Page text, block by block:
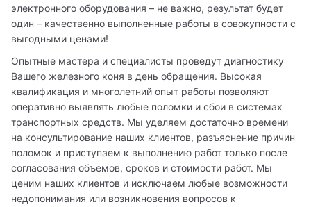
электронного оборудования – не важно, результат будет
один – качественно выполненные работы в совокупности с
выгодными ценами!
Опытные мастера и специалисты проведут диагностику
Вашего железного коня в день обращения. Высокая
квалификация и многолетний опыт работы позволяют
оперативно выявлять любые поломки и сбои в системах
транспортных средств. Мы уделяем достаточно времени
на консультирование наших клиентов, разъяснение причин
поломок и приступаем к выполнению работ только после
согласования объемов, сроков и стоимости работ. Мы
ценим наших клиентов и исключаем любые возможности
недопонимания или возникновения вопросов к